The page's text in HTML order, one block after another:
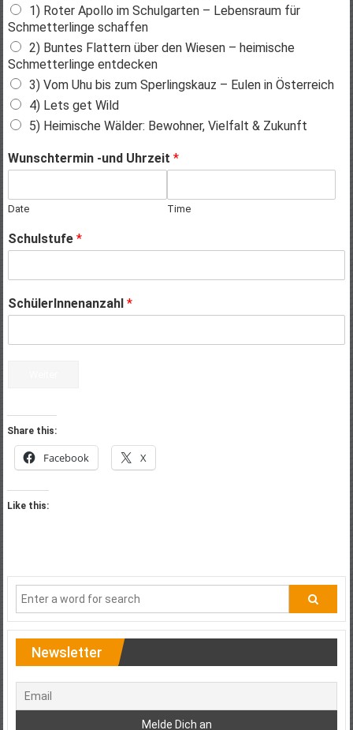
1) Roter Apollo im Schulgarten – Lebensraum für
Schmetterlinge schaffen
2) Buntes Flattern über den Wiesen – heimische
Schmetterlinge entdecken
3) Vom Uhu bis zum Sperlingskauz – Eulen in Österreich
4) Lets get Wild
5) Heimische Wälder: Bewohner, Vielfalt & Zukunft
Wunschtermin -und Uhrzeit *
Date Time
Schulstufe *
SchülerInnenanzahl *
Share this:
Facebook X
Like this:
Newsletter